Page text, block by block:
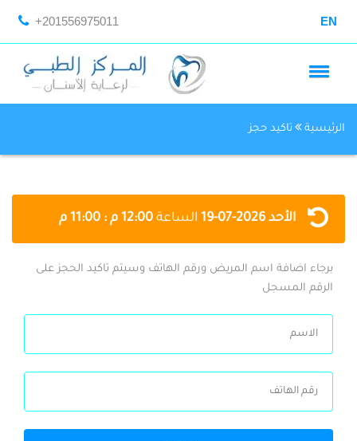
+201556975011 EN
الرئيسية تاكيد حجز
الأحد 2026-07-19 الساعة 12:00 م : 11:00 م
برجاء اضافة اسم المريض ورقم الهاتف وسيتم تاكيد الحجز على
الرقم المسجل